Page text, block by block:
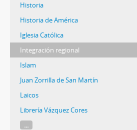
Historia
Historia de América
Iglesia Católica
Integración regional
Islam
Juan Zorrilla de San Martín
Laicos
Librería Vázquez Cores
...